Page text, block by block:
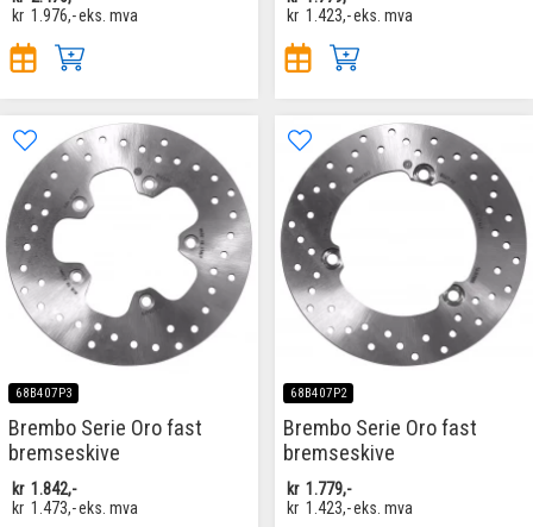
kr 1.976,-eks. mva
kr 1.423,-eks. mva
68B407P3
Brembo Serie Oro fast
bremseskive
kr 1.842,-
kr 1.473,-eks. mva
68B407P2
Brembo Serie Oro fast
bremseskive
kr 1.779,-
kr 1.423,-eks. mva